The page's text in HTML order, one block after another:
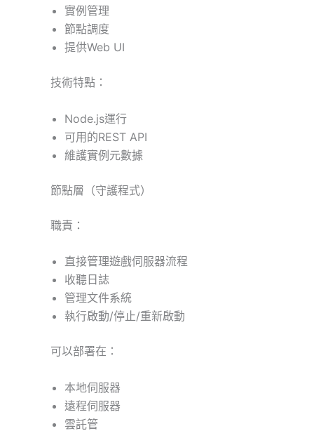
實例管理
節點調度
提供Web UI
技術特點：
Node.js運行
可用的REST API
維護實例元數據
節點層（守護程式）
職責：
直接管理遊戲伺服器流程
收聽日誌
管理文件系統
執行啟動/停止/重新啟動
可以部署在：
本地伺服器
遠程伺服器
雲託管